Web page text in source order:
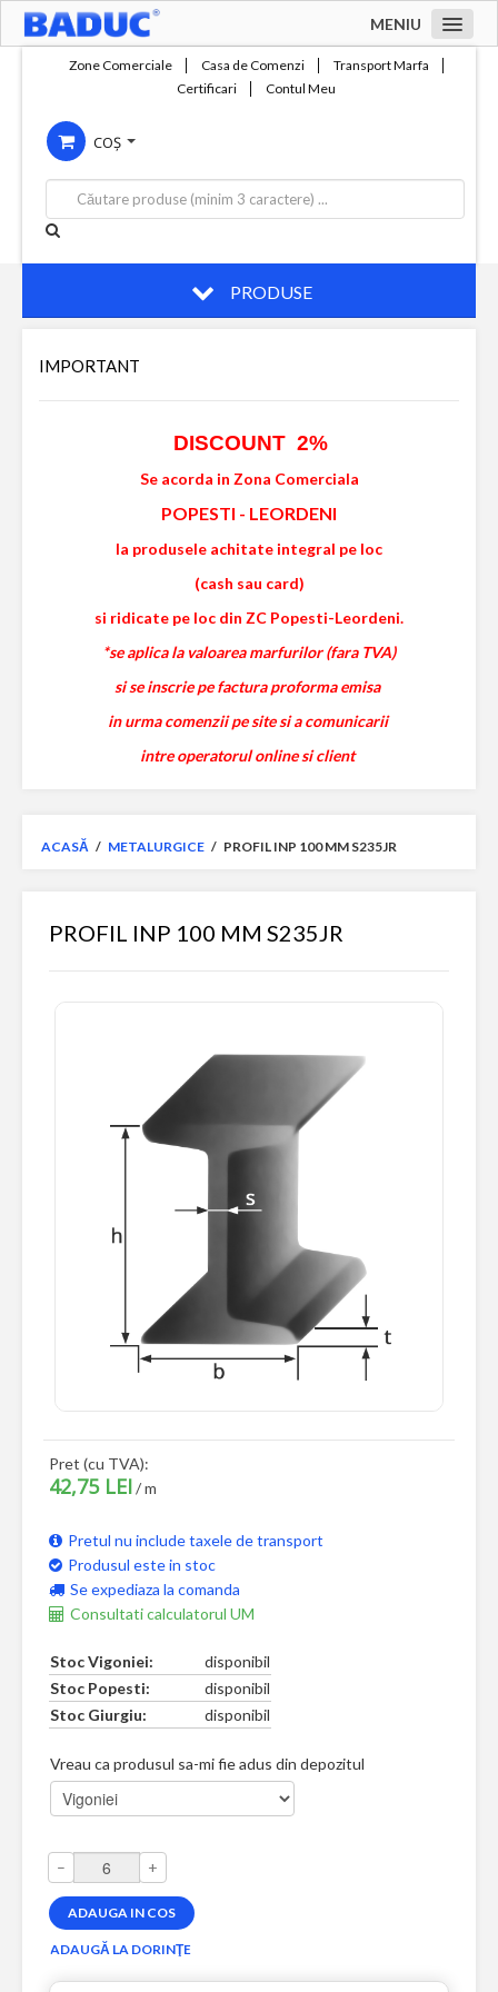
MENIU
Compania
Servicii
Productie
Contact
Zone Comerciale Casa de Comenzi
Transport Marfa
Certificari
Contul Meu
COȘ
PRODUSE
IMPORTANT
DISCOUNT 2%
Se acorda in Zona Comerciala
POPESTI - LEORDENI
la produsele achitate integral pe loc
(cash sau card)
si ridicate pe loc din ZC Popesti-Leordeni.
*se aplica la valoarea marfurilor (fara TVA)
si se inscrie pe factura proforma emisa
in urma comenzii pe site si a comunicarii
intre operatorul online si client
ACASĂ / METALURGICE / PROFIL INP 100 MM S235JR
PROFIL INP 100 MM S235JR
Pret (cu TVA):
42,75 LEI/ m
Pretul nu include taxele de transport
Produsul este in stoc
Se expediaza la comanda
Consultati calculatorul UM
Stoc Vigoniei:
disponibil
Stoc Popesti:
disponibil
Stoc Giurgiu:
disponibil
Vreau ca produsul sa-mi fie adus din depozitul
– +